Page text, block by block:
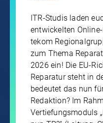
ITR-Studis laden
entwickelten
tekom
zum Thema
2026 ein! Die EU-
Reparatur steht in
bedeutet das nun
Redaktion? Im
Vertiefungsmoduls